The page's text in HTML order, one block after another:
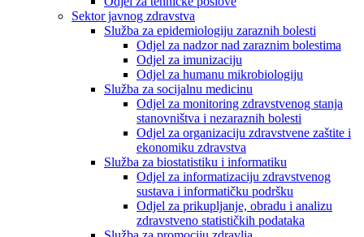
Sektor javnog zdravstva
Služba za epidemiologiju zaraznih bolesti
Odjel za nadzor nad zaraznim bolestima
Odjel za imunizaciju
Odjel za humanu mikrobiologiju
Služba za socijalnu medicinu
Odjel za monitoring zdravstvenog stanja
stanovništva i nezaraznih bolesti
Odjel za organizaciju zdravstvene zaštite i
ekonomiku zdravstva
Služba za biostatistiku i informatiku
Odjel za informatizaciju zdravstvenog
sustava i informatičku podršku
Odjel za prikupljanje, obradu i analizu
zdravstveno statističkih podataka